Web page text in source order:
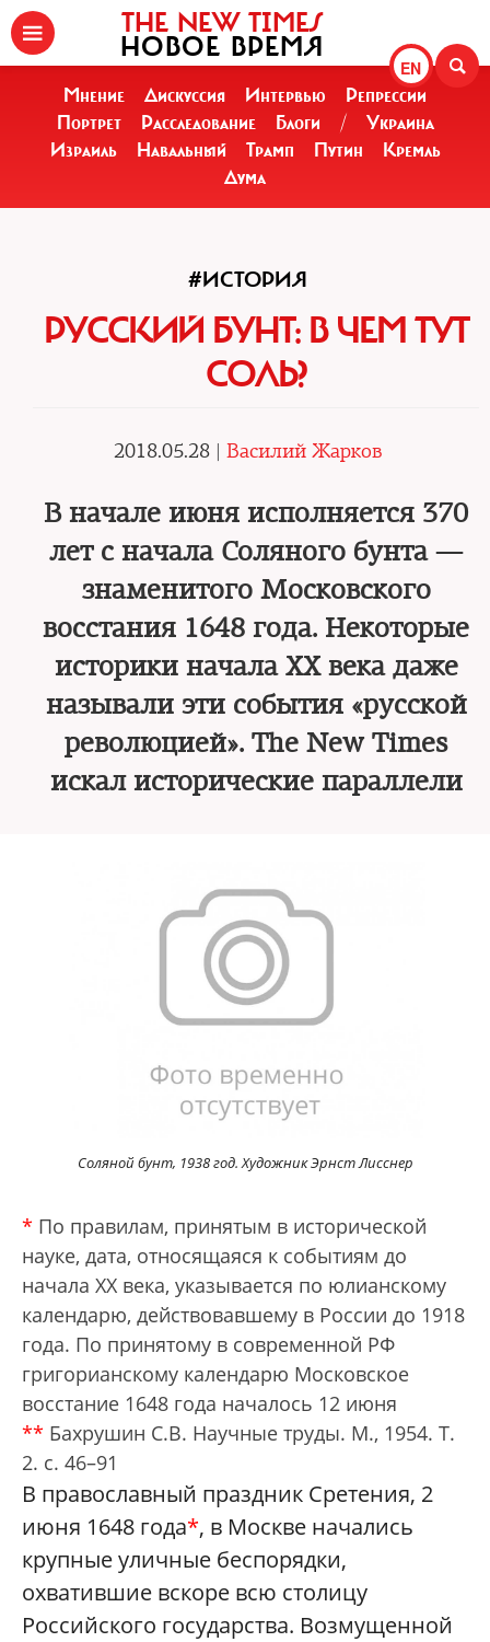
EN
THE NEW TIMES
НОВОЕ ВРЕМЯ
Мнение Дискуссия Интервью
Репрессии
Портрет
Расследование Блоги /
Украина
Израиль
Навальный Трамп Путин
Кремль
Дума
#ИСТОРИЯ
РУССКИЙ БУНТ: В ЧЕМ ТУТ
СОЛЬ?
2018.05.28 | Василий Жарков
В начале июня исполняется 370
лет с начала Соляного бунта —
знаменитого Московского
восстания 1648 года. Некоторые
историки начала XX века даже
называли эти события «русской
революцией». The New Times
искал исторические параллели
Соляной бунт, 1938 год. Художник Эрнст Лисснер
* По правилам, принятым в исторической
науке, дата, относящаяся к событиям до
начала XX века, указывается по юлианскому
календарю, действовавшему в России до 1918
года. По принятому в современной РФ
григорианскому календарю Московское
восстание 1648 года началось 12 июня
** Бахрушин С.В. Научные труды. М., 1954. Т.
2. с. 46–91
В православный праздник Сретения, 2
июня 1648 года*, в Москве начались
крупные уличные беспорядки,
охватившие вскоре всю столицу
Российского государства. Возмущенной